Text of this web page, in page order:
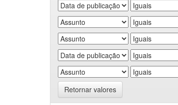
Retornar valores